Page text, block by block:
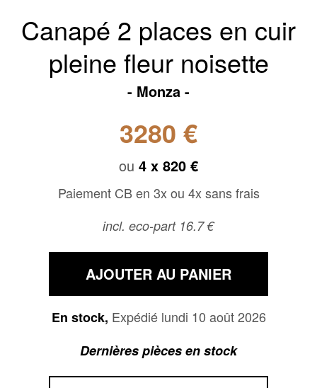
Canapé 2 places en cuir
pleine fleur noisette
Monza
3280 €
ou 4 x 820 €
Paiement CB en 3x ou 4x sans frais
incl. eco-part 16.7 €
AJOUTER AU PANIER
En stock, Expédié lundi 10 août 2026
Dernières pièces en stock